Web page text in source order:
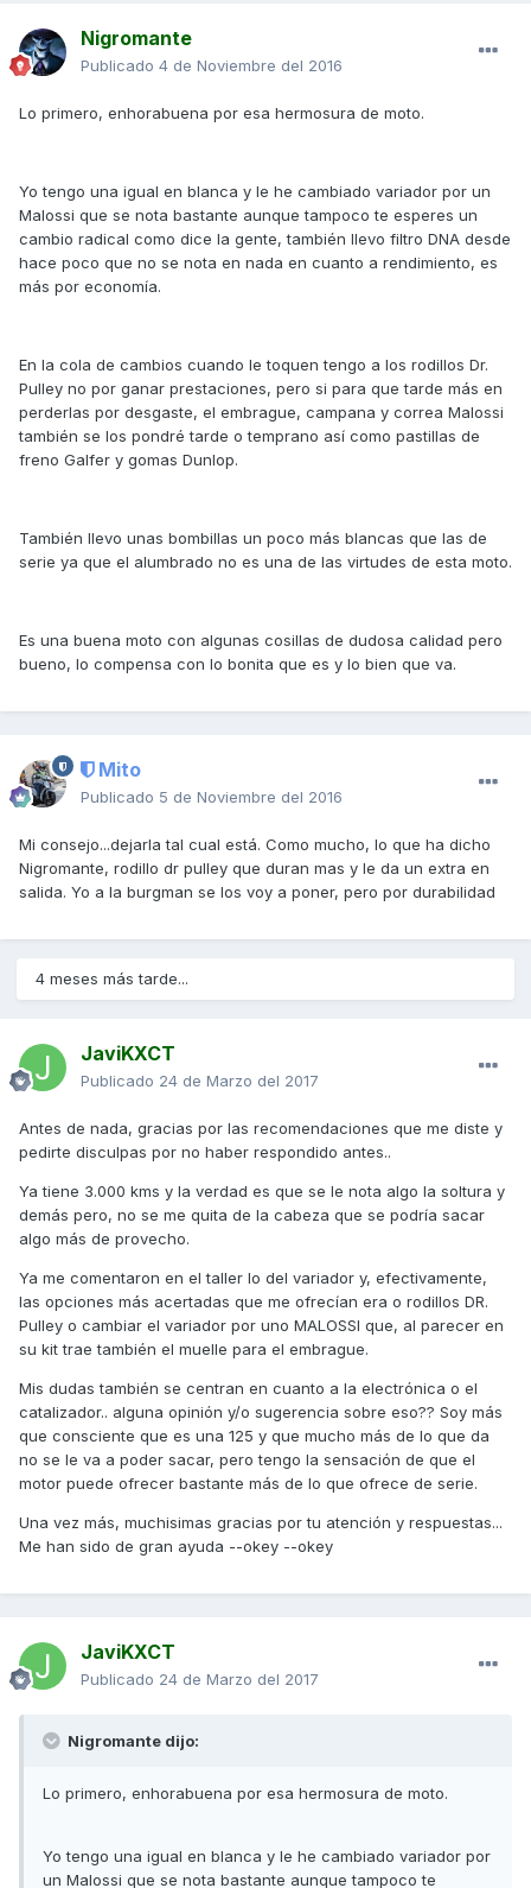
Nigromante
Publicado 4 de Noviembre del 2016
Lo primero, enhorabuena por esa hermosura de moto.
Yo tengo una igual en blanca y le he cambiado variador por un
Malossi que se nota bastante aunque tampoco te esperes un
cambio radical como dice la gente, también llevo filtro DNA desde
hace poco que no se nota en nada en cuanto a rendimiento, es
más por economía.
En la cola de cambios cuando le toquen tengo a los rodillos Dr.
Pulley no por ganar prestaciones, pero si para que tarde más en
perderlas por desgaste, el embrague, campana y correa Malossi
también se los pondré tarde o temprano así como pastillas de
freno Galfer y gomas Dunlop.
También llevo unas bombillas un poco más blancas que las de
serie ya que el alumbrado no es una de las virtudes de esta moto.
Es una buena moto con algunas cosillas de dudosa calidad pero
bueno, lo compensa con lo bonita que es y lo bien que va.
Mito
Publicado 5 de Noviembre del 2016
Mi consejo...dejarla tal cual está. Como mucho, lo que ha dicho
Nigromante, rodillo dr pulley que duran mas y le da un extra en
salida. Yo a la burgman se los voy a poner, pero por durabilidad
4 meses más tarde...
JaviKXCT
Publicado 24 de Marzo del 2017
Antes de nada, gracias por las recomendaciones que me diste y
pedirte disculpas por no haber respondido antes..
Ya tiene 3.000 kms y la verdad es que se le nota algo la soltura y
demás pero, no se me quita de la cabeza que se podría sacar
algo más de provecho.
Ya me comentaron en el taller lo del variador y, efectivamente,
las opciones más acertadas que me ofrecían era o rodillos DR.
Pulley o cambiar el variador por uno MALOSSI que, al parecer en
su kit trae también el muelle para el embrague.
Mis dudas también se centran en cuanto a la electrónica o el
catalizador.. alguna opinión y/o sugerencia sobre eso?? Soy más
que consciente que es una 125 y que mucho más de lo que da
no se le va a poder sacar, pero tengo la sensación de que el
motor puede ofrecer bastante más de lo que ofrece de serie.
Una vez más, muchisimas gracias por tu atención y respuestas...
Me han sido de gran ayuda --okey --okey
JaviKXCT
Publicado 24 de Marzo del 2017
Nigromante dijo:
Lo primero, enhorabuena por esa hermosura de moto.
Yo tengo una igual en blanca y le he cambiado variador por
un Malossi que se nota bastante aunque tampoco te